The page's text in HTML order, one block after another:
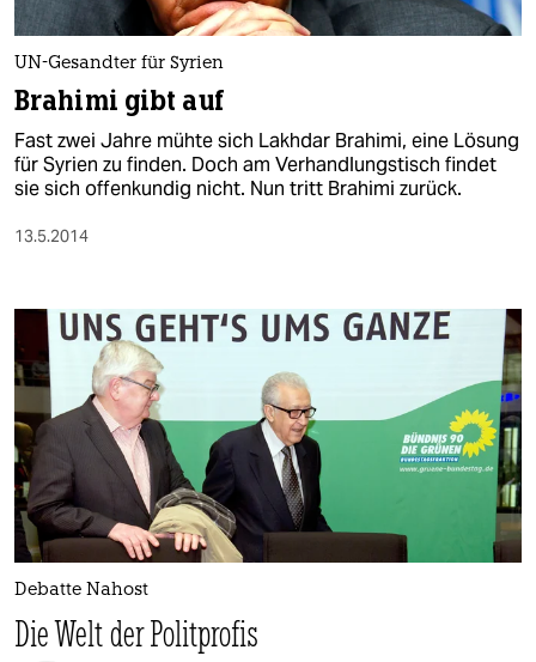
UN-Gesandter für Syrien
Brahimi gibt auf
Fast zwei Jahre mühte sich Lakhdar Brahimi, eine Lösung
für Syrien zu finden. Doch am Verhandlungstisch findet
sie sich offenkundig nicht. Nun tritt Brahimi zurück.
13.5.2014
Debatte Nahost
Die Welt der Politprofis